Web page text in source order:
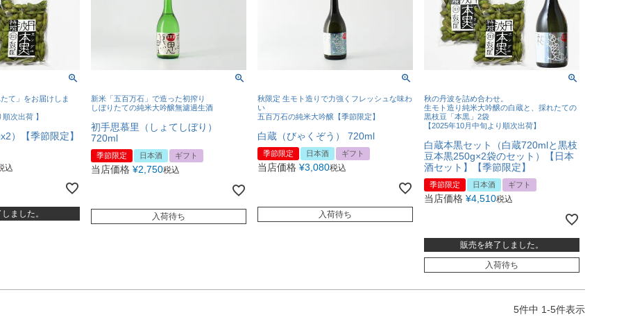
て」をお届けしま
次出荷 】
）【季節限定】
込
ました。
新米「五百万石」で造った初搾り
しぼりたての純米大吟醸無濾過生酒
初手思慕里（しょてしぼり）
720ml
季節限定 日本酒 ギフト
当店価格 ¥2,750税込
入荷待ち
秋限定 生モト造りで力強くフレッシュな味わ
い
五百万石の純米大吟醸【季節限定】
白蔵（びゃくぞう） 720ml
季節限定 日本酒 ギフト
当店価格 ¥3,080税込
入荷待ち
秋の丹波を詰め合わせ。
生モト造り純米大吟醸の白蔵と、採れたての
黒枝豆「本黒」2袋
【2025年10月中旬より順次出荷】
白蔵本黒セット（白蔵720mlと黒枝
豆本黒250g×2袋のセット）【日本
酒セット】【季節限定】
季節限定 日本酒 ギフト
当店価格 ¥4,510税込
販売を終了しました。
入荷待ち
5件中 1-5件表示